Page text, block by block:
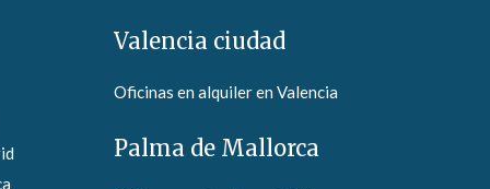
Valencia ciudad
Oficinas en alquiler en Valencia
Palma de Mallorca